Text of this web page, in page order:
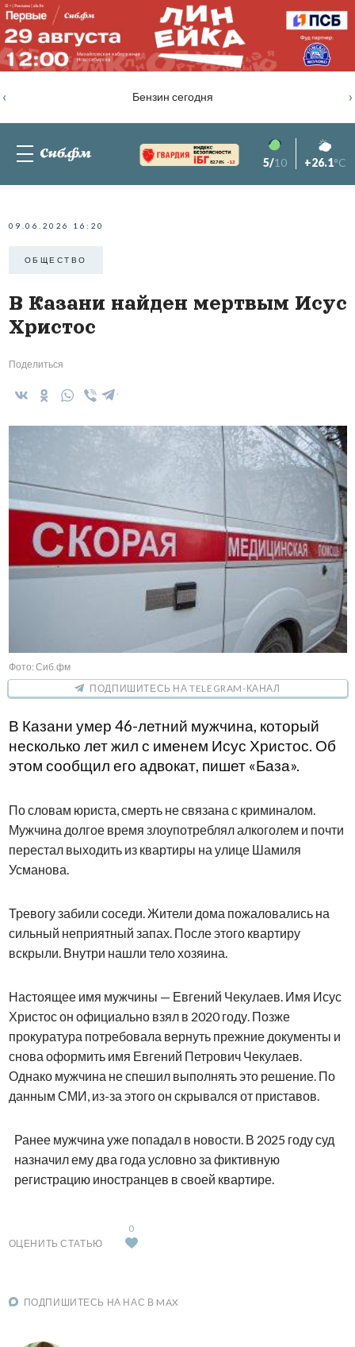
Бензин сегодня
‹ ›
82.76% -1.2 5/10 +26.1°C
09.06.2026 16:20
ОБЩЕСТВО
В Казани найден мертвым Исус
Христос
Поделиться
Фото: Сиб.фм
ПОДПИШИТЕСЬ НА TELEGRAM-КАНАЛ
В Казани умер 46-летний мужчина, который
несколько лет жил с именем Исус Христос. Об
этом сообщил его адвокат, пишет «База».
По словам юриста, смерть не связана с криминалом.
Мужчина долгое время злоупотреблял алкоголем и почти
перестал выходить из квартиры на улице Шамиля
Усманова.
Тревогу забили соседи. Жители дома пожаловались на
сильный неприятный запах. После этого квартиру
вскрыли. Внутри нашли тело хозяина.
Настоящее имя мужчины — Евгений Чекулаев. Имя Исус
Христос он официально взял в 2020 году. Позже
прокуратура потребовала вернуть прежние документы и
снова оформить имя Евгений Петрович Чекулаев.
Однако мужчина не спешил выполнять это решение. По
данным СМИ, из-за этого он скрывался от приставов.
Ранее мужчина уже попадал в новости. В 2025 году суд
назначил ему два года условно за фиктивную
регистрацию иностранцев в своей квартире.
ОЦЕНИТЬ СТАТЬЮ
0
ПОДПИШИТЕСЬ НА НАС В MAX